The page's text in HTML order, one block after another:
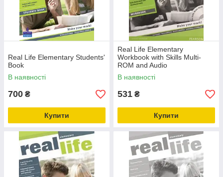
Real Life Elementary Students'
Book
В наявності
700 ₴
Купити
Real Life Elementary
Workbook with Skills Multi-
ROM and Audio
В наявності
531 ₴
Купити